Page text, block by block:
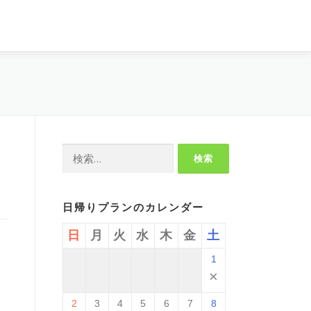
日帰りプランのカレンダー
日 月 火 水 木 金 土
1
×
2 3 4 5 6 7 8